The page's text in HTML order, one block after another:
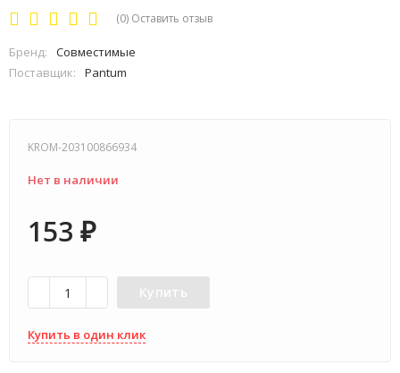
(0) Оставить отзыв
Бренд:
Совместимые
Поставщик:
Pantum
KROM-203100866934
Нет в наличии
153 ₽
Купить
Купить в один клик